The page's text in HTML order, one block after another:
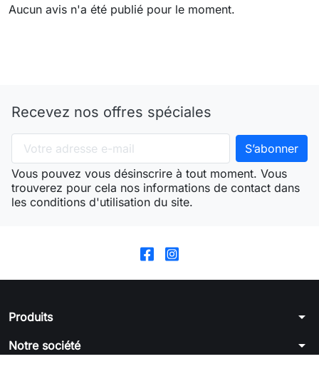
Aucun avis n'a été publié pour le moment.
Recevez nos offres spéciales
Vous pouvez vous désinscrire à tout moment. Vous
trouverez pour cela nos informations de contact dans
les conditions d'utilisation du site.
Produits arrow_drop_down
Notre société arrow_drop_down